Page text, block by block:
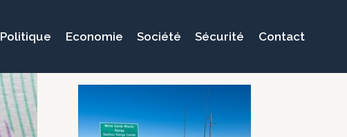
Politique Economie Société Sécurité Contact